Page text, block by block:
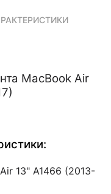
MacBook Air
13" A1466 (2013-